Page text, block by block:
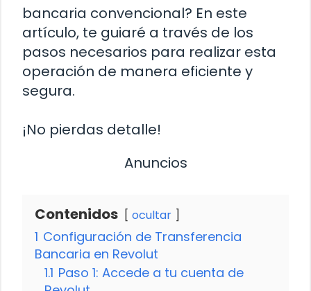
bancaria convencional? En este
artículo, te guiaré a través de los
pasos necesarios para realizar esta
operación de manera eficiente y
segura.
¡No pierdas detalle!
Anuncios
Contenidos ocultar
1 Configuración de Transferencia
Bancaria en Revolut
1.1 Paso 1: Accede a tu cuenta de